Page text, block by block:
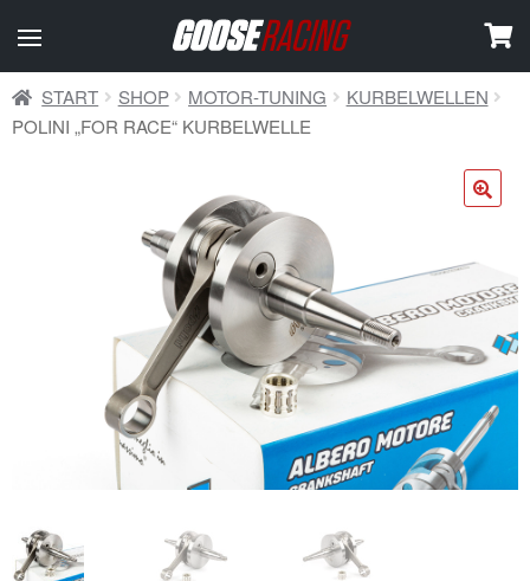
START SHOP MOTOR-TUNING
KURBELWELLEN
POLINI „FOR RACE“ KURBELWELLE